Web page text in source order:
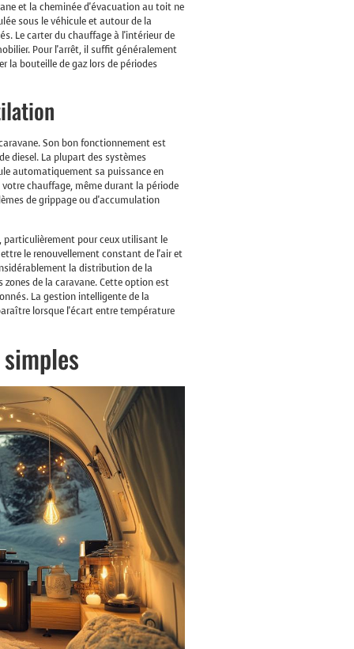
et la cheminée d'évacuation au toit ne
sous le véhicule et autour de la
Le carter du chauffage à l'intérieur de
Pour l'arrêt, il suffit généralement
la bouteille de gaz lors de périodes
Son bon fonctionnement est
diesel. La plupart des systèmes
automatiquement sa puissance en
chauffage, même durant la période
de grippage ou d'accumulation
particulièrement pour ceux utilisant le
le renouvellement constant de l'air et
la distribution de la
de la caravane. Cette option est
La gestion intelligente de la
lorsque l'écart entre température